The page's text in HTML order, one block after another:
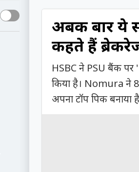
अबकी बार ये
कहते हैं
HSBC ने PSU बैंक पर
किया है। Nomura ने
अपना टॉप पिक बनाया